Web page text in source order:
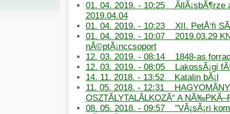
01. 04. 2019. - 10:25 ÃllÃ¡sbÃ¶rze
2019.04.04
01. 04. 2019. - 10:23 XII. PetÅ‘fi
01. 04. 2019. - 10:07 2019.03.29
nÃ©ptÃ¡nccsoport
12. 03. 2019. - 08:14 1848-as
12. 03. 2019. - 08:05 LakossÃ¡gi
14. 11. 2018. - 13:52 Katalin bÃ¡l
11. 05. 2018. - 12:31
OSZTÃLYTALÃLKOZÃ“ A
08. 05. 2018. - 09:57 "VÃ¡sÃ¡ri